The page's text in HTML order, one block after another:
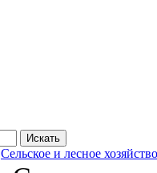
Искать
Сельское и лесное